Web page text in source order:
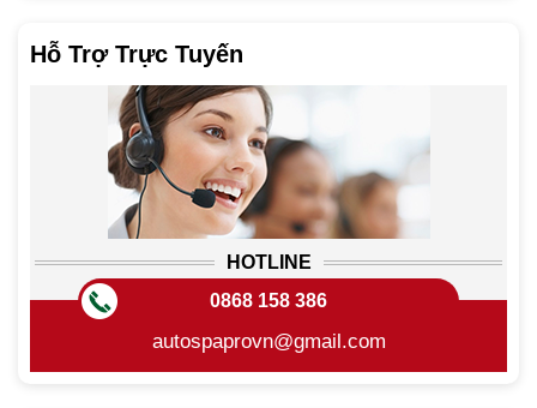
Hỗ Trợ Trực Tuyến
HOTLINE
0868 158 386
autospaprovn@gmail.com